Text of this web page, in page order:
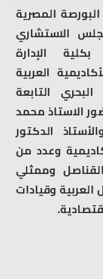
المصرية
الاستشاري
الإدارة
العربية
التابعة
الاستاذ محمد
الدكتور
وعدد من
وممثلي
وقيادات